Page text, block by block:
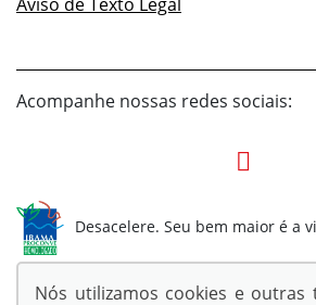
Acompanhe nossas redes sociais:
Desacelere. Seu bem maior é a
Nós utilizamos cookies e outras